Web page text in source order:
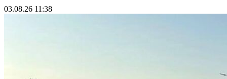
03.08.26 11:38